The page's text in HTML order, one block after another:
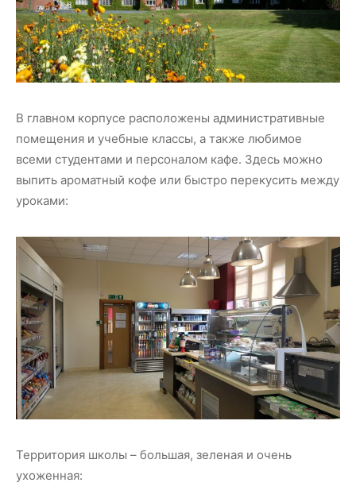
В главном корпусе расположены административные
помещения и учебные классы, а также любимое
всеми студентами и персоналом кафе. Здесь можно
выпить ароматный кофе или быстро перекусить между
уроками:
Территория школы – большая, зеленая и очень
ухоженная: